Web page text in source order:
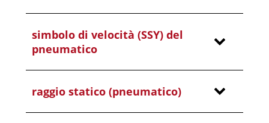
simbolo di velocità (SSY) del
pneumatico
raggio statico (pneumatico)